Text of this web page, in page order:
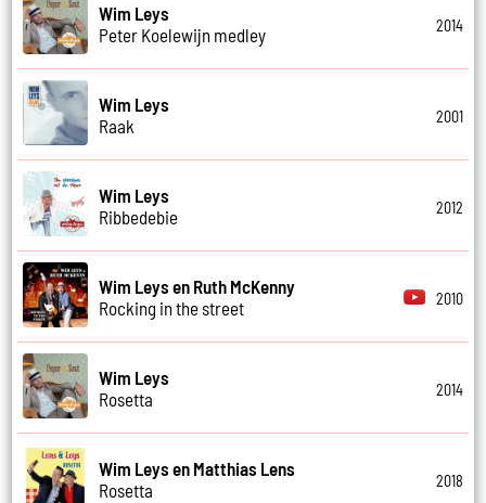
Wim Leys
Peter Koelewijn medley
2014
Wim Leys
Raak
2001
Wim Leys
Ribbedebie
2012
Wim Leys en Ruth McKenny
Rocking in the street
2010
Wim Leys
Rosetta
2014
Wim Leys en Matthias Lens
Rosetta
2018